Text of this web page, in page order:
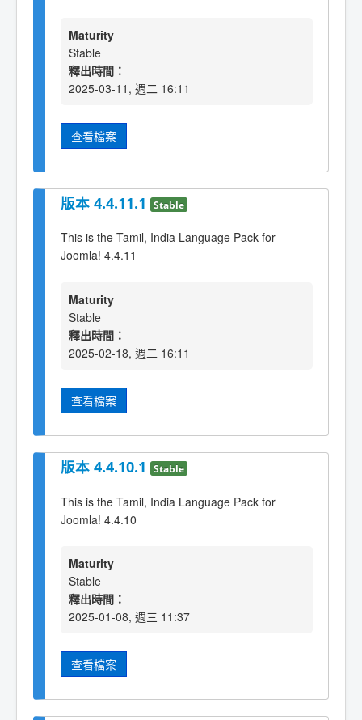
Maturity
Stable
釋出時間：
2025-03-11, 週二 16:11
查看檔案
版本 4.4.11.1 Stable
This is the Tamil, India Language Pack for
Joomla! 4.4.11
Maturity
Stable
釋出時間：
2025-02-18, 週二 16:11
查看檔案
版本 4.4.10.1 Stable
This is the Tamil, India Language Pack for
Joomla! 4.4.10
Maturity
Stable
釋出時間：
2025-01-08, 週三 11:37
查看檔案